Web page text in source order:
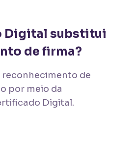
Digital substitui
de firma?
reconhecimento de
por meio da
Digital.